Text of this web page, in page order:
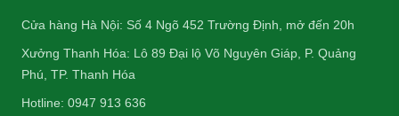
Cửa hàng Hà Nội: Số 4 Ngõ 452 Trường Định, mở đến 20h
Xưởng Thanh Hóa: Lô 89 Đại lộ Võ Nguyên Giáp, P. Quảng
Phú, TP. Thanh Hóa
Hotline: 0947 913 636